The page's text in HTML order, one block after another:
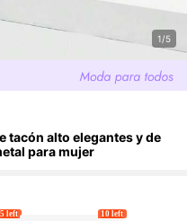
1/5
tacón alto elegantes y de
para mujer
5 left 10 left